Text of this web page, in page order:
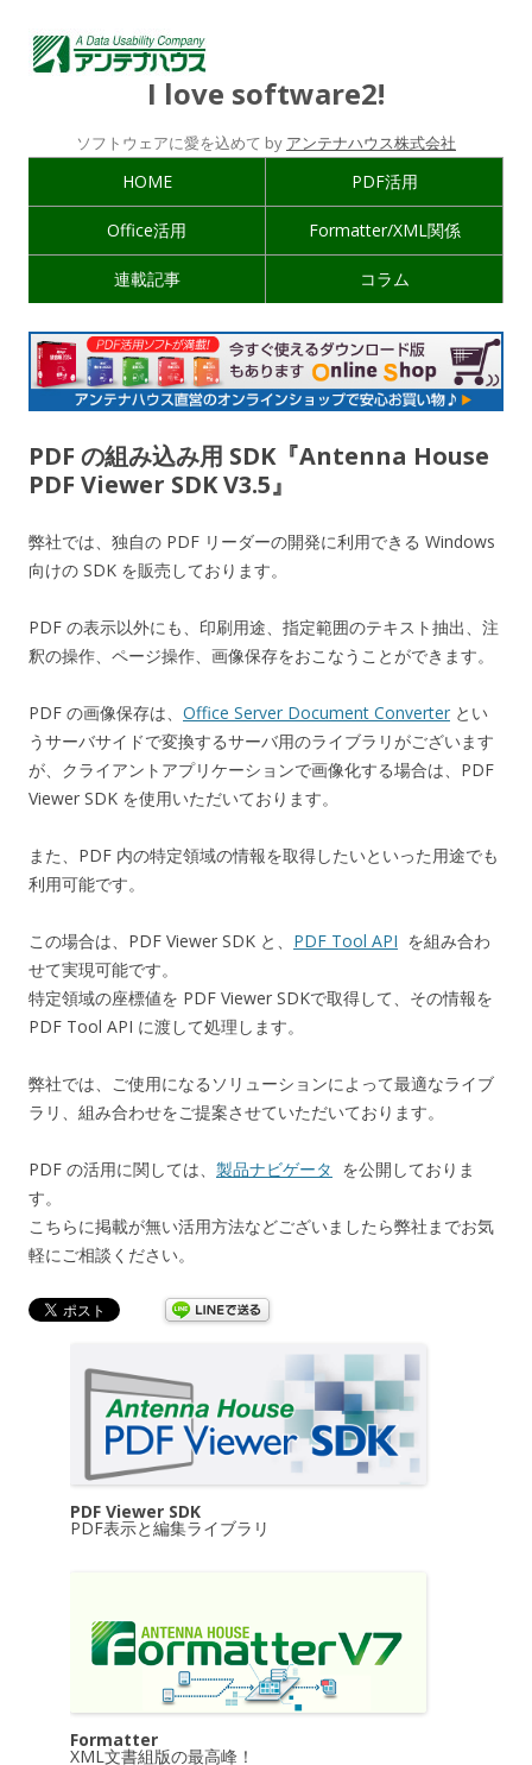
I love software2!
ソフトウェアに愛を込めて by アンテナハウス株式会社
HOME PDF活用
Office活用 Formatter/XML関係
連載記事 コラム
PDF の組み込み用 SDK『Antenna House
PDF Viewer SDK V3.5』
弊社では、独自の PDF リーダーの開発に利用できる Windows
向けの SDK を販売しております。
PDF の表示以外にも、印刷用途、指定範囲のテキスト抽出、注
釈の操作、ページ操作、画像保存をおこなうことができます。
PDF の画像保存は、 Office Server Document Converter とい
うサーバサイドで変換するサーバ用のライブラリがございます
が、クライアントアプリケーションで画像化する場合は、PDF
Viewer SDK を使用いただいております。
また、PDF 内の特定領域の情報を取得したいといった用途でも
利用可能です。
この場合は、PDF Viewer SDK と、 PDF Tool API を組み合わ
せて実現可能です。
特定領域の座標値を PDF Viewer SDKで取得して、その情報を
PDF Tool API に渡して処理します。
弊社では、ご使用になるソリューションによって最適なライブ
ラリ、組み合わせをご提案させていただいております。
PDF の活用に関しては、 製品ナビゲータ を公開しておりま
す。
こちらに掲載が無い活用方法などございましたら弊社までお気
軽にご相談ください。
PDF Viewer SDK
PDF表示と編集ライブラリ
Formatter
XML文書組版の最高峰！